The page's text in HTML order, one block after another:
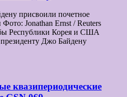
присвоили почетное
Jonathan Ernst / Reuters
Республики Корея и США
Джо Байдену
квазипериодические